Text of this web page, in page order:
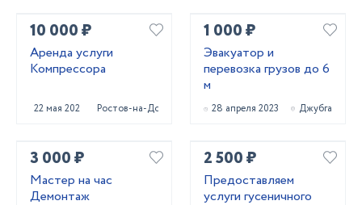
10 000 ₽
Аренда услуги
Компрессора
22 мая 2024 Ростов-на-Дону
1 000 ₽
Эвакуатор и
перевозка грузов до 6
м
28 апреля 2023 Джубга
3 000 ₽
Мастер на час
Демонтаж
2 500 ₽
Предоставляем
услуги гусеничного